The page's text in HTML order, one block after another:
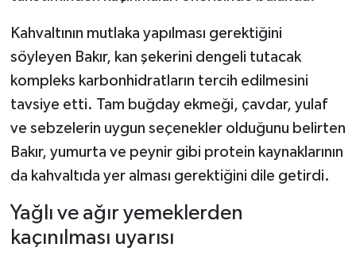
Kahvaltının mutlaka yapılması gerektiğini
söyleyen Bakır, kan şekerini dengeli tutacak
kompleks karbonhidratların tercih edilmesini
tavsiye etti. Tam buğday ekmeği, çavdar, yulaf
ve sebzelerin uygun seçenekler olduğunu belirten
Bakır, yumurta ve peynir gibi protein kaynaklarının
da kahvaltıda yer alması gerektiğini dile getirdi.
Yağlı ve ağır yemeklerden
kaçınılması uyarısı